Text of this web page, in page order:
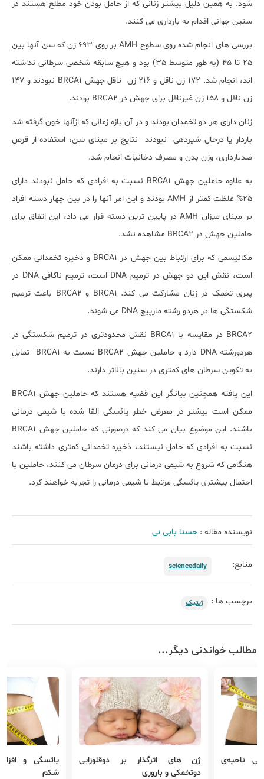
شود. به همین دلیل بیشتر زنانی که از حامل بودن خود مطلع هستند در
سنین جوانی اقدام به بارداری می کنند.
بررسی های انجام شده روی سطوح AMH بر روی 693 زن که سن آنها بین
25 تا 45 (به طور متوسط 35) بود و هیچ سابقه شخصی سرطانی نداشته
اند، انجام شد. 172 زن ناقل و 216 زن ناقل جهش BRCA1 نبودند و 147
زن ناقل و 158 زن غیرناقل برای جهش در BRCA2 بودند.
زنان دارای هر دو تخمدان بودند و در آن بازه زمانی که ازآنها خون گرفته شد
باردار یا درحال شیردهی نبودند نتایج بر مبنای سن، استفاده از قرص
ضدبارداری، وزن بدن و مصرف دخانیات انجام شد.
به علاوه حاملین جهش BRCA1 نسبت به افرادی که حامل نبودند دارای
25% غلظت کمتر از AMH بودند و این امر آنها را در بین چهار دسته افراد
بر مبنای میزان AMH در پایین ترین دسته قرار می داد، این اتفاق برای
حاملین جهش در BRCA2 مشاهده نشد.
مکانیسمی که برای ارتباط بین جهش در BRCA1 و ذخیره تخمدانی ممکن
است، نقش این دو جهش در ترمیم DNA است، ترمیم ناکافی DNA در
پیری تخمک در زنان مشارکت می کند. BRCA1 و BRCA2 باعث ترمیم
شکستگی ها در هردو رشته مارپیچ DNA می شوند.
BRCA2 در مقایسه با BRCA1 نقش محدودتری در ترمیم شکستگی در
هردورشته DNA دارد و حاملین جهش BRCA2 نسبت به BRCA1 تمایل
به تکوین سرطان های کمتری در سنین بالاتر دارند.
این یافته همچنین بیانگر این قضیه هستند که حاملین جهش BRCA1
ممکن است بیشتر در معرض خطر یائسگی القا شده با شیمی درمانی
باشند. این موضوع بیان می کند که درصورتی که حاملین جهش BRCA1
نسبت به افرادی که حامل نیستند، ذخیره تخمدانی کمتری داشته باشند
هنگامی که شروع به شیمی درمانی برای درمان سرطان می کنند، حاملین با
احتمال بیشتری یائسگی مرتبط با شیمی درمانی را تجربه خواهند کرد.
نویسنده مقاله : حسنا بابی نی
منابع: sciencedaily
برچسب ها : ژنتیک
مطالب خواندنی دیگر...
ناحیه‌ی
ژن های اثرگذار بر دوقلوزایی
دوتخمکی و باروری
یائسگی و
شکم